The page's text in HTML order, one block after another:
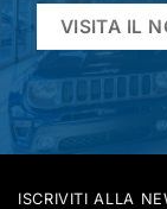
VISITA IL
ISCRIVITI ALLA